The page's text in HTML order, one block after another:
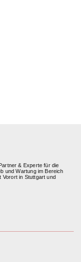
& Experte für die
und Wartung im Bereich
Vorort in Stuttgart und